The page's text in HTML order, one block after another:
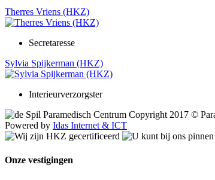
Therres Vriens (HKZ)
Secretaresse
Sylvia Spijkerman (HKZ)
Interieurverzorgster
Copyright 2017 ©
Powered by Idas Internet & ICT
Onze vestigingen